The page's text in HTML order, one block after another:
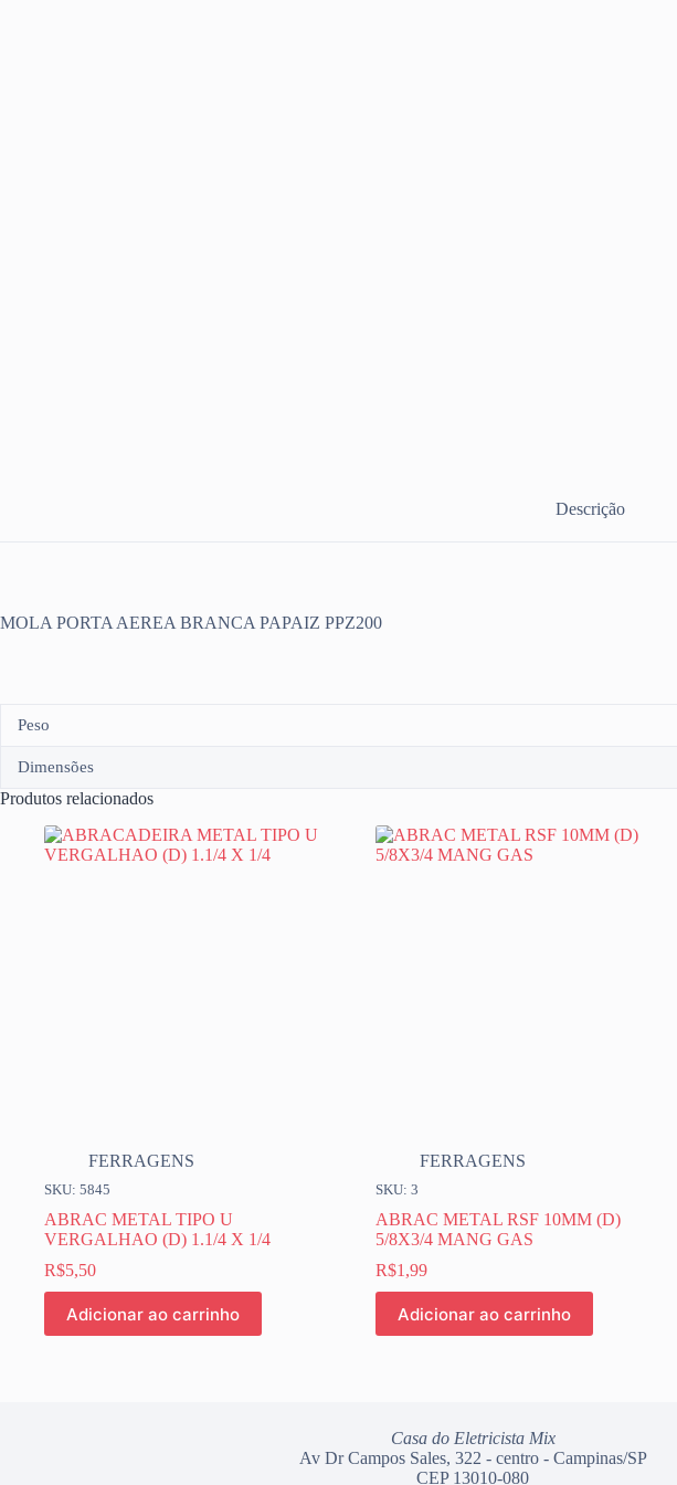
Descrição
MOLA PORTA AEREA BRANCA PAPAIZ PPZ200
Peso
Dimensões
Produtos relacionados
FERRAGENS
SKU: 5845
ABRAC METAL TIPO U
VERGALHAO (D) 1.1/4 X 1/4
R$5,50
Adicionar ao carrinho
FERRAGENS
SKU: 3
ABRAC METAL RSF 10MM (D)
5/8X3/4 MANG GAS
R$1,99
Adicionar ao carrinho
Casa do Eletricista Mix
Av Dr Campos Sales, 322 - centro - Campinas/SP
CEP 13010-080